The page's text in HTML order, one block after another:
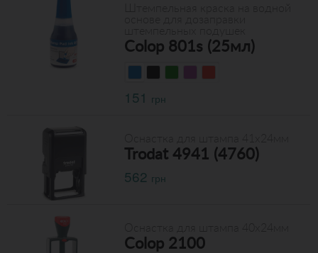
Colop 801s (25мл)
151 грн
Trodat 4941 (4760)
562 грн
Colop 2100